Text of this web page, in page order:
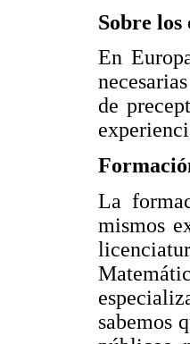
Sobre
En
de
La
mismos
sabemos